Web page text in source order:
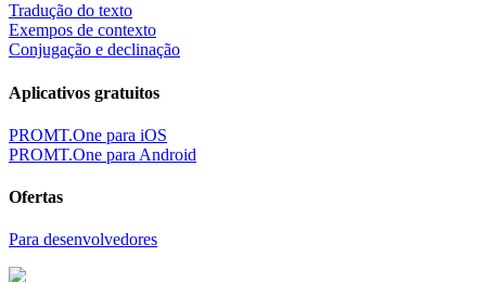
Tradução do texto
Exempos de contexto
Conjugação e declinação
Aplicativos gratuitos
PROMT.One para iOS
PROMT.One para Android
Ofertas
Para desenvolvedores